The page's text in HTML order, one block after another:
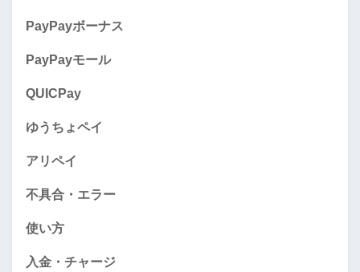
PayPayボーナス
PayPayモール
QUICPay
ゆうちょペイ
アリペイ
不具合・エラー
使い方
入金・チャージ